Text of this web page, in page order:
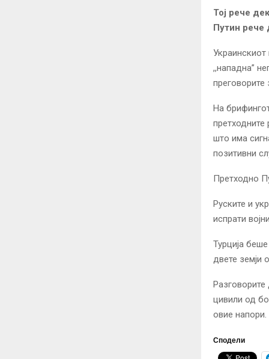
Тој рече
Путин рече
Украинскиот
,,нападна”
преговорите
На
што има
позитивни
Претходно
Руските и
испрати
Турција
двете земји
цивили од
овие напори.
Сподели